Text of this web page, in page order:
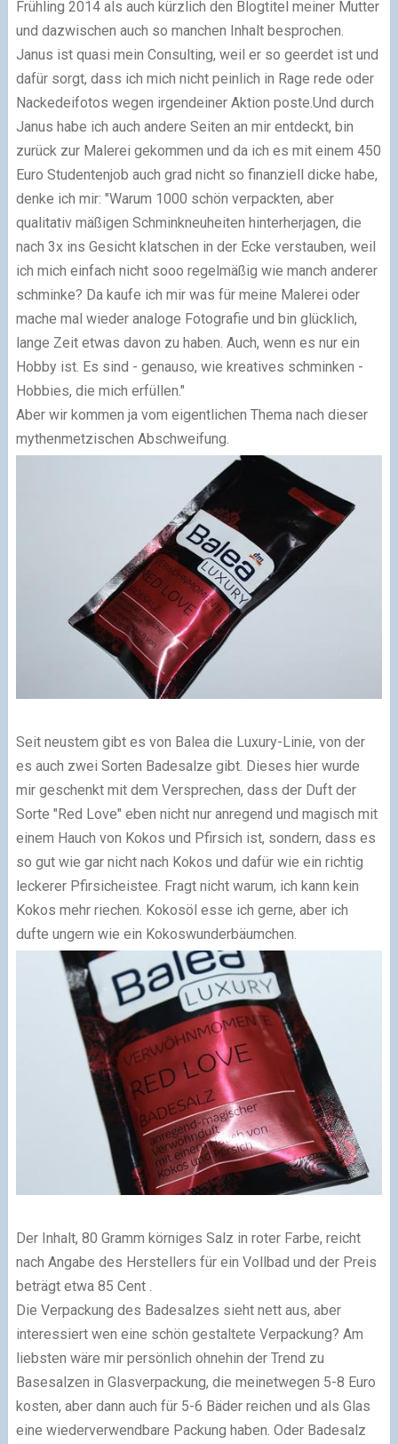
Frühling 2014 als auch kürzlich den Blogtitel meiner Mutter
und dazwischen auch so manchen Inhalt besprochen.
Janus ist quasi mein Consulting, weil er so geerdet ist und
dafür sorgt, dass ich mich nicht peinlich in Rage rede oder
Nackedeifotos wegen irgendeiner Aktion poste.Und durch
Janus habe ich auch andere Seiten an mir entdeckt, bin
zurück zur Malerei gekommen und da ich es mit einem 450
Euro Studentenjob auch grad nicht so finanziell dicke habe,
denke ich mir: "Warum 1000 schön verpackten, aber
qualitativ mäßigen Schminkneuheiten hinterherjagen, die
nach 3x ins Gesicht klatschen in der Ecke verstauben, weil
ich mich einfach nicht sooo regelmäßig wie manch anderer
schminke? Da kaufe ich mir was für meine Malerei oder
mache mal wieder analoge Fotografie und bin glücklich,
lange Zeit etwas davon zu haben. Auch, wenn es nur ein
Hobby ist. Es sind - genauso, wie kreatives schminken -
Hobbies, die mich erfüllen."
Aber wir kommen ja vom eigentlichen Thema nach dieser
mythenmetzischen Abschweifung.
Seit neustem gibt es von Balea die Luxury-Linie, von der
es auch zwei Sorten Badesalze gibt. Dieses hier wurde
mir geschenkt mit dem Versprechen, dass der Duft der
Sorte "Red Love" eben nicht nur anregend und magisch mit
einem Hauch von Kokos und Pfirsich ist, sondern, dass es
so gut wie gar nicht nach Kokos und dafür wie ein richtig
leckerer Pfirsicheistee. Fragt nicht warum, ich kann kein
Kokos mehr riechen. Kokosöl esse ich gerne, aber ich
dufte ungern wie ein Kokoswunderbäumchen.
Der Inhalt, 80 Gramm körniges Salz in roter Farbe, reicht
nach Angabe des Herstellers für ein Vollbad und der Preis
beträgt etwa 85 Cent .
Die Verpackung des Badesalzes sieht nett aus, aber
interessiert wen eine schön gestaltete Verpackung? Am
liebsten wäre mir persönlich ohnehin der Trend zu
Basesalzen in Glasverpackung, die meinetwegen 5-8 Euro
kosten, aber dann auch für 5-6 Bäder reichen und als Glas
eine wiederverwendbare Packung haben. Oder Badesalz